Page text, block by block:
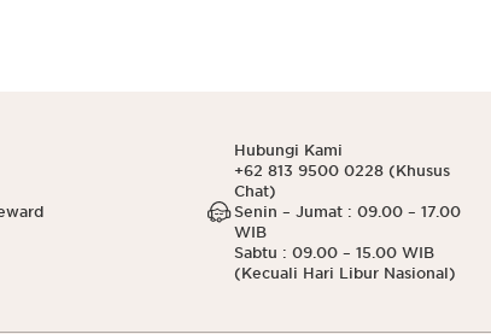
Hubungi Kami
+62 813 9500 0228 (Khusus
Chat)
Senin – Jumat : 09.00 – 17.00
WIB
Sabtu : 09.00 – 15.00 WIB
(Kecuali Hari Libur Nasional)